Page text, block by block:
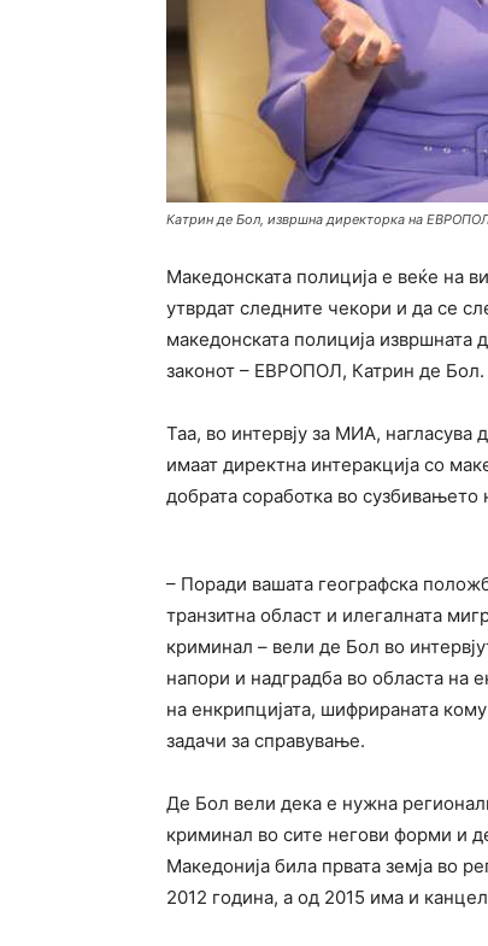
Катрин де Бол, извршна директорка на
Македонската полиција е веќе на
утврдат следните чекори и да се
македонската полиција извршната
законот – ЕВРОПОЛ, Катрин де Бол.
Таа, во интервју за МИА, нагласува
имаат директна интеракција со
добрата соработка во
– Поради вашата географска
транзитна област и илегалната
криминал – вели де Бол во
напори и надградба во областа на
на енкрипцијата, шифрираната
задачи за справување.
Де Бол вели дека е нужна
криминал во сите негови форми и
Македонија била првата земја во
2012 година, а од 2015 има и